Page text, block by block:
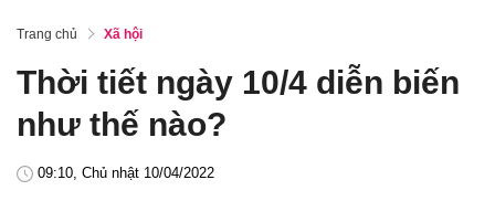
Trang chủ Xã hội
Thời tiết ngày 10/4 diễn biến
như thế nào?
09:10, Chủ nhật 10/04/2022